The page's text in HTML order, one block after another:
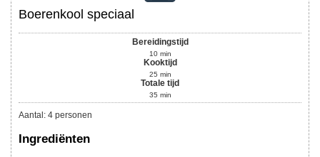
Boerenkool speciaal
Bereidingstijd
10 min
Kooktijd
25 min
Totale tijd
35 min
Aantal : 4 personen
Ingrediënten